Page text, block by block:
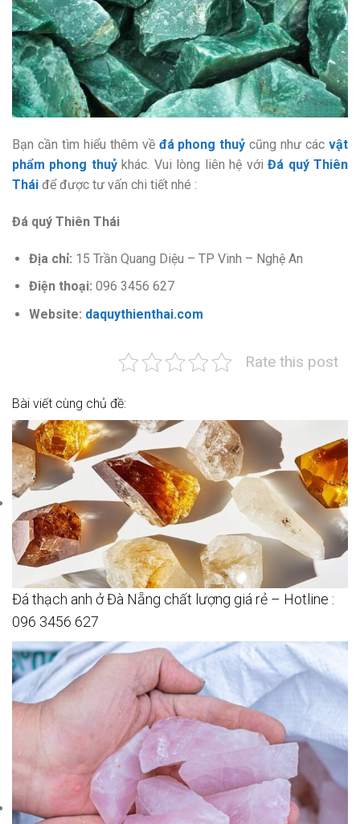
Bạn cần tìm hiểu thêm vềđá phong thuỷ cũng như cácvật
phẩm phong thuỷkhác. Vui lòng liên hệ vớiĐá quý Thiên
Thái để được tư vấn chi tiết nhé :
Đá quý Thiên Thái
Địa chỉ: 15 Trần Quang Diệu – TP Vinh – Nghệ An
Điện thoại: 096 3456 627
Website: daquythienthai.com
Rate this post
Bài viết cùng chủ đề:
Đá thạch anh ở Đà Nẵng chất lượng giá rẻ – Hotline :
096 3456 627